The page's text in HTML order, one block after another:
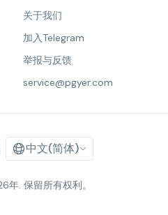
关于我们
加入Telegram
举报与反馈
service@pgyer.com
中文(简体)
. 保留所有权利。